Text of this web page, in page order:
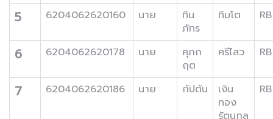
5 6204062620160 นาย
ทิน
ภัทร
ทิมโต RB
6 6204062620178 นาย
ศุภก
ฤต
ศรีไสว RB
7 6204062620186 นาย กัปตัน
เงิน
ทอง
RB